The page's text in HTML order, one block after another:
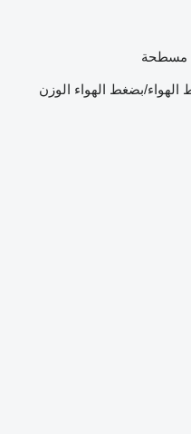
مسطحة
الهواء/بضغط الهواء الوزن